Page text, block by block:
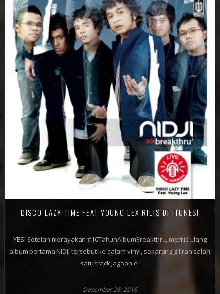
DISCO LAZY TIME FEAT YOUNG LEX RILIS DI ITUNES!
YES! Setelah merayakan #10TahunAlbumBreakthru, merilis ulang
album pertama NIDJI tersebut ke dalam vinyl, sekarang giliran salah
satu track jagoan di
December 26, 2016